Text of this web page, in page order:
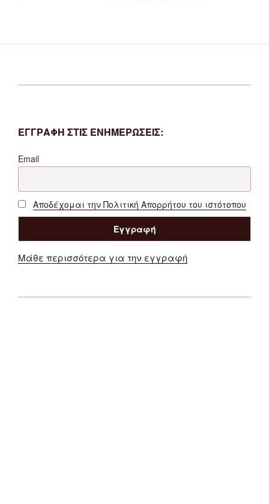
ΕΓΓΡΑΦΗ ΣΤΙΣ ΕΝΗΜΕΡΩΣΕΙΣ:
Email
Αποδέχομαι την Πολιτική Απορρήτου του ιστότοπου
Μάθε περισσότερα για την εγγραφή